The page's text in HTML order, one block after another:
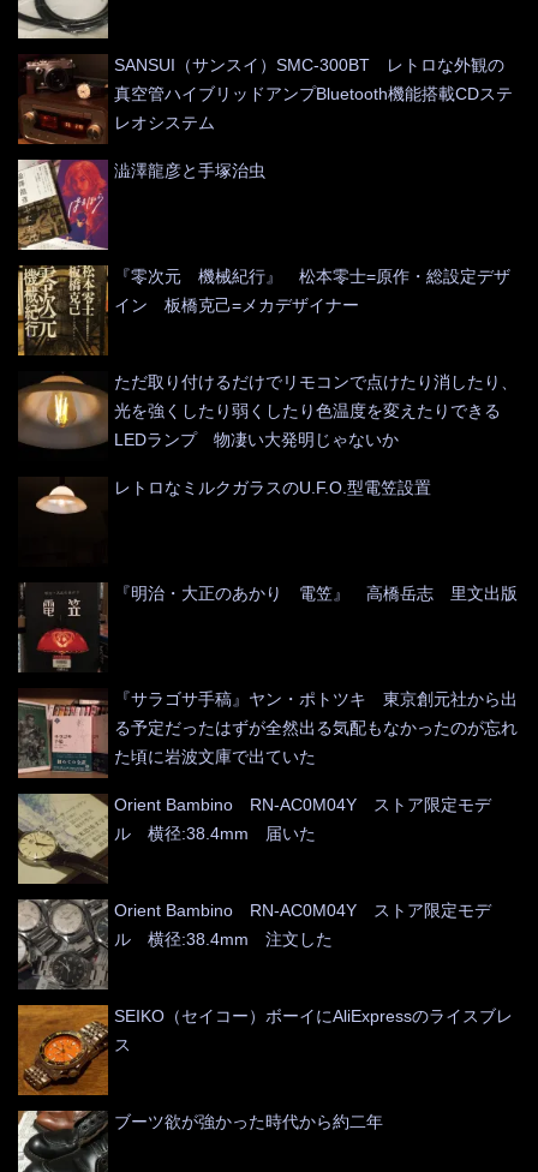
SANSUI（サンスイ）SMC-300BT レトロな外観の
真空管ハイブリッドアンプBluetooth機能搭載CDステ
レオシステム
澁澤龍彦と手塚治虫
『零次元 機械紀行』 松本零士=原作・総設定デザ
イン 板橋克己=メカデザイナー
ただ取り付けるだけでリモコンで点けたり消したり、
光を強くしたり弱くしたり色温度を変えたりできる
LEDランプ 物凄い大発明じゃないか
レトロなミルクガラスのU.F.O.型電笠設置
『明治・大正のあかり 電笠』 高橋岳志 里文出版
『サラゴサ手稿』ヤン・ポトツキ 東京創元社から出
る予定だったはずが全然出る気配もなかったのが忘れ
た頃に岩波文庫で出ていた
Orient Bambino RN-AC0M04Y ストア限定モデ
ル 横径:38.4mm 届いた
Orient Bambino RN-AC0M04Y ストア限定モデ
ル 横径:38.4mm 注文した
SEIKO（セイコー）ボーイにAliExpressのライスブレ
ス
ブーツ欲が強かった時代から約二年